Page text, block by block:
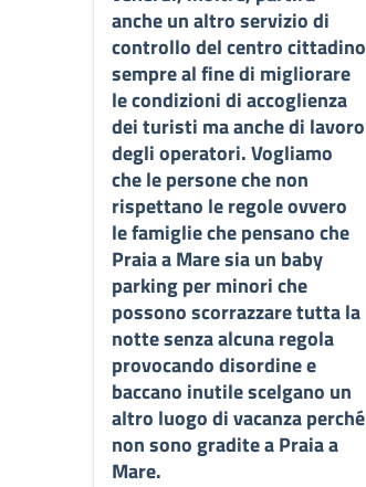
anche un altro servizio di
controllo del centro cittadino
sempre al fine di migliorare
le condizioni di accoglienza
dei turisti ma anche di lavoro
degli operatori. Vogliamo
che le persone che non
rispettano le regole ovvero
le famiglie che pensano che
Praia a Mare sia un baby
parking per minori che
possono scorrazzare tutta la
notte senza alcuna regola
provocando disordine e
baccano inutile scelgano un
altro luogo di vacanza perché
non sono gradite a Praia a
Mare.